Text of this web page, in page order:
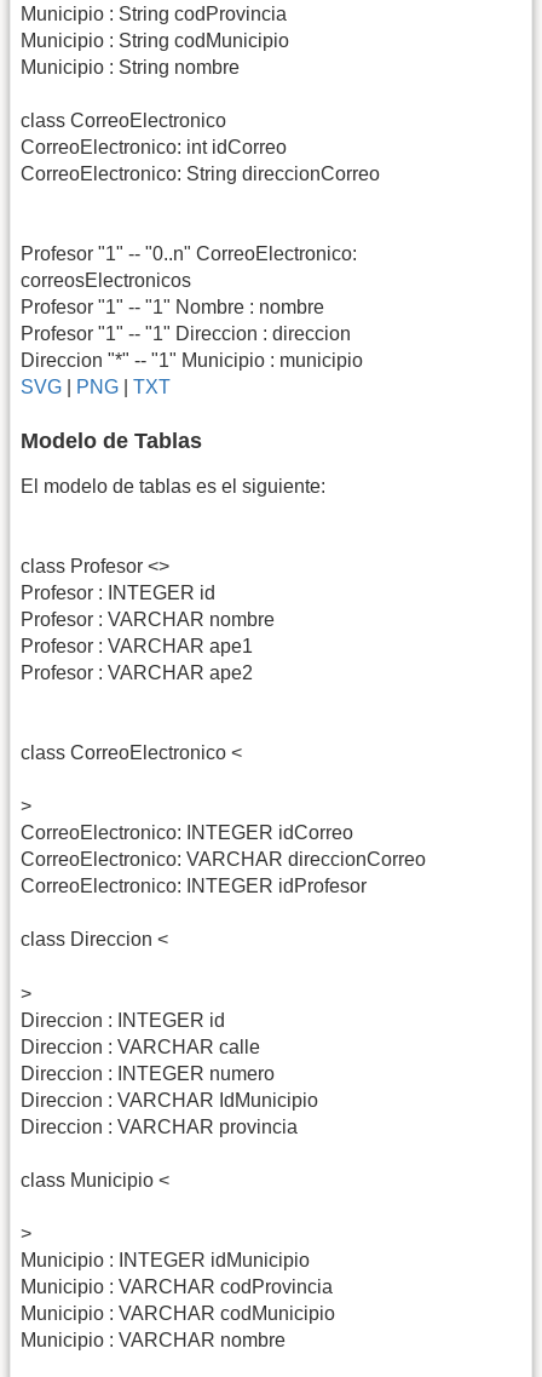
Municipio : String codProvincia
Municipio : String codMunicipio
Municipio : String nombre
class CorreoElectronico
CorreoElectronico: int idCorreo
CorreoElectronico: String direccionCorreo
Profesor "1" -- "0..n" CorreoElectronico:
correosElectronicos
Profesor "1" -- "1" Nombre : nombre
Profesor "1" -- "1" Direccion : direccion
Direccion "*" -- "1" Municipio : municipio
SVG
PNG TXT
Modelo de Tablas
El modelo de tablas es el siguiente:
class Profesor <>
Profesor : INTEGER id
Profesor : VARCHAR nombre
Profesor : VARCHAR ape1
Profesor : VARCHAR ape2
class CorreoElectronico <
>
CorreoElectronico: INTEGER idCorreo
CorreoElectronico: VARCHAR direccionCorreo
CorreoElectronico: INTEGER idProfesor
class Direccion <
>
Direccion : INTEGER id
Direccion : VARCHAR calle
Direccion : INTEGER numero
Direccion : VARCHAR IdMunicipio
Direccion : VARCHAR provincia
class Municipio <
>
Municipio : INTEGER idMunicipio
Municipio : VARCHAR codProvincia
Municipio : VARCHAR codMunicipio
Municipio : VARCHAR nombre